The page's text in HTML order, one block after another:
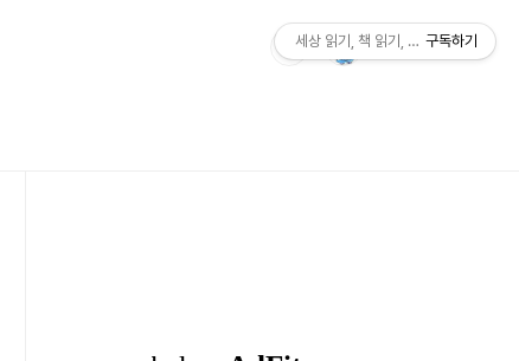
세상 읽기, 책 읽기, 사람살이
구독하기